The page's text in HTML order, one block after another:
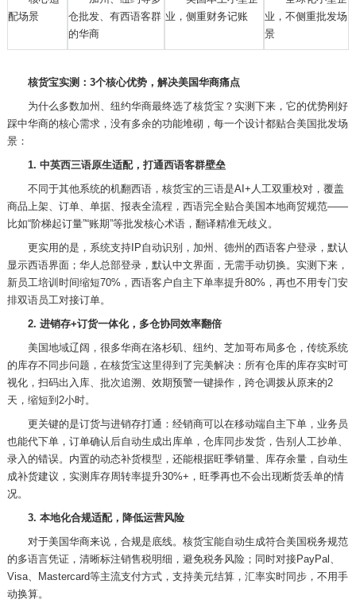
配场景
仓批发、有西语客群
的华商
业，侧重财务记账
业，不侧重批发场
景
核货宝实测： 3个核心优势，解决美国华商痛点
为什么多数加州、纽约华商最终选了核货宝？实测下来，它的优势刚好
踩中华商的核心需求，没有多余的功能堆砌，每一个设计都贴合美国批发场
景：
1. 中英西三语原生适配，打通西语客群壁垒
不同于其他系统的机翻西语，核货宝的三语是AI+人工双重校对，覆盖
商品上架、订单、单据、报表全流程，西语完全贴合美国本地商贸规范——
比如“阶梯起订量”“账期”等批发核心术语，翻译精准无歧义。
更实用的是，系统支持IP自动识别，加州、德州的西语客户登录，默认
显示西语界面；华人总部登录，默认中文界面，无需手动切换。实测下来，
新员工培训时间缩短70%，西语客户自主下单率提升80%，再也不用专门安
排双语员工对接订单。
2. 进销存+订货一体化，多仓协同效率翻倍
美国地域辽阔，很多华商在洛杉矶、纽约、芝加哥布局多仓，传统系统
的库存不同步问题，在核货宝这里得到了完美解决：所有仓库的库存实时可
视化，扫码出入库、批次追溯、效期预警一键操作，跨仓调拨从原来的2
天，缩短到2小时。
更关键的是订货与进销存打通：经销商可以在移动端自主下单，业务员
也能代下单，订单确认后自动生成出库单，仓库同步发货，告别人工抄单、
录入的错误。内置的动态补货模型，还能根据旺季销量、库存余量，自动生
成补货建议，实测库存周转率提升30%+，旺季再也不会出现断货丢单的情
况。
3. 本地化合规适配，降低运营风险
对于美国华商来说，合规是底线。核货宝能自动生成符合美国税务规范
的多语言凭证，清晰标注销售税明细，避免税务风险；同时对接PayPal、
Visa、Mastercard等主流支付方式，支持美元结算，汇率实时同步，不用手
动换算。